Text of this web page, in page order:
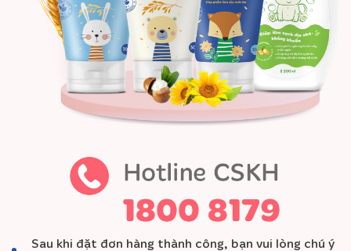
Sau khi đặt đơn hàng thành công, bạn vui lòng chú ý